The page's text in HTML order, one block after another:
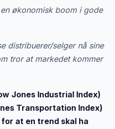
økonomisk boom i gode
distribuerer/selger nå sine
tror at markedet kommer
Jones Industrial Index)
Transportation Index)
at en trend skal ha